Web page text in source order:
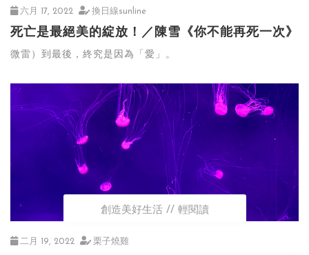
六月 17, 2022 換日線sunline
死亡是最絕美的綻放！／陳雪《你不能再死一次》
微雷）到最後，終究是因為「愛」。
創造美好生活 輕閱讀
二月 19, 2022 栗子燒雞